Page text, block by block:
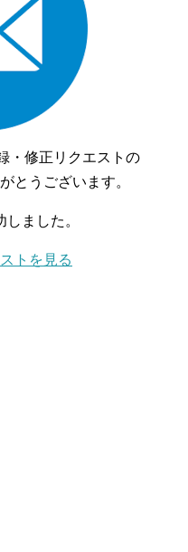
・修正リクエストの
とうございます。
ました。
トを見る